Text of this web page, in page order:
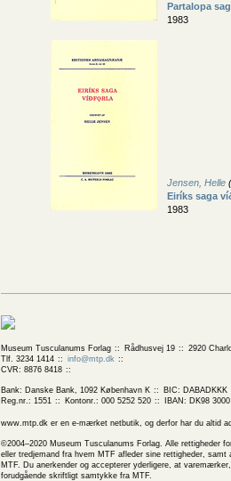
Partalopa
1983
Jensen, Helle
Eiríks saga
1983
Museum Tusculanums Forlag Rådhusvej 19
2920
Tlf. 3234 1414
info@mtp.dk
CVR: 8876 8418
Bank: Danske Bank, 1092 København K
BIC: DABADKKK
Reg.nr.: 1551
Kontonr.: 000 5252 520 IBAN: DK98
www.mtp.dk er en e-mærket netbutik, og derfor har du altid
©2004–2020 Museum Tusculanums Forlag. Alle rettigheder
eller tredjemand fra hvem MTF afleder sine rettigheder,
MTF. Du anerkender og accepterer yderligere, at
forudgående skriftligt samtykke fra MTF.